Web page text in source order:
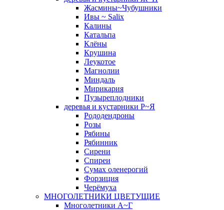
Жасмины~Чубушники
Ивы ~ Salix
Калины
Катальпа
Клёны
Крушина
Леукотое
Магнолии
Миндаль
Мирикария
Пузыреплодники
деревья и кустарники Р~Я
Рододендроны
Розы
Рябины
Рябинник
Сирени
Спиреи
Сумах оленерогий
Форзиция
Черёмуха
МНОГОЛЕТНИКИ ЦВЕТУЩИЕ
Многолетники А~Г